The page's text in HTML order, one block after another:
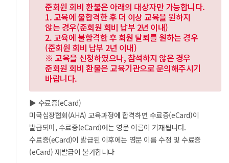
준회원 회비 환불은 아래의 대상자만 가능합니다.
1. 교육에 불합격한 후 더 이상 교육을 원하지
않는 경우(준회원 회비 납부 2년 이내)
2. 교육에 불합격한 후 회원 탈퇴를 원하는 경우
(준회원 회비 납부 2년 이내)
※ 교육을 신청하였으나, 참석하지 않은 경우
준회원 회비 환불은 교육기관으로 문의해주시기
바랍니다.
▶ 수료증(eCard)
미국심장협회(AHA) 교육과정에 합격하면 수료증(eCard)이
발급되며, 수료증(eCard)에는 영문 이름이 기재됩니다.
수료증(eCard)이 발급된 이후에는 영문 이름 수정 및 수료증
(eCard) 재발급이 불가합니다